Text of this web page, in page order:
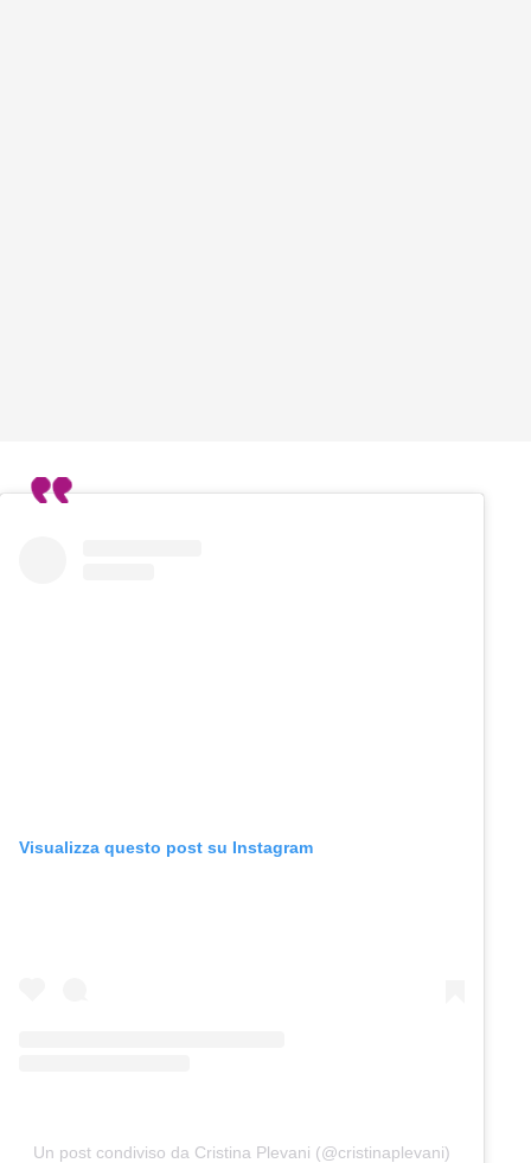
Visualizza questo post su Instagram
Un post condiviso da Cristina Plevani (@cristinaplevani)